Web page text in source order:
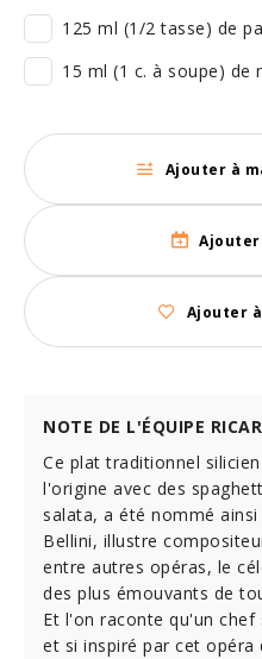
125 ml (1/2 tasse) de
15 ml (1 c. à soupe) de
Ajouter à
Ajouter
Ajouter
NOTE DE L'ÉQUIPE
Ce plat traditionnel
l'origine avec des
salata, a été nommé
Bellini, illustre
entre autres opéras, le
des plus émouvants de
Et l'on raconte qu'un
et si inspiré par cet